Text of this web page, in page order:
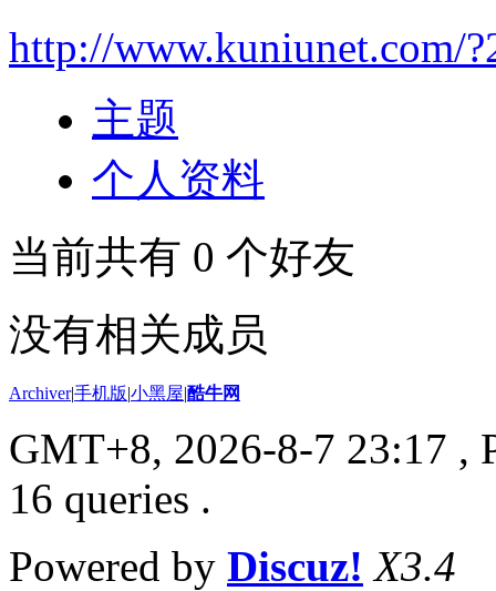
http://www.kuniunet.com/
主题
个人资料
当前共有 0 个好友
没有相关成员
Archiver|手机版|小黑屋|酷牛网
GMT+8, 2026-8-7 23:17 ,
16 queries .
Powered by Discuz! X3.4